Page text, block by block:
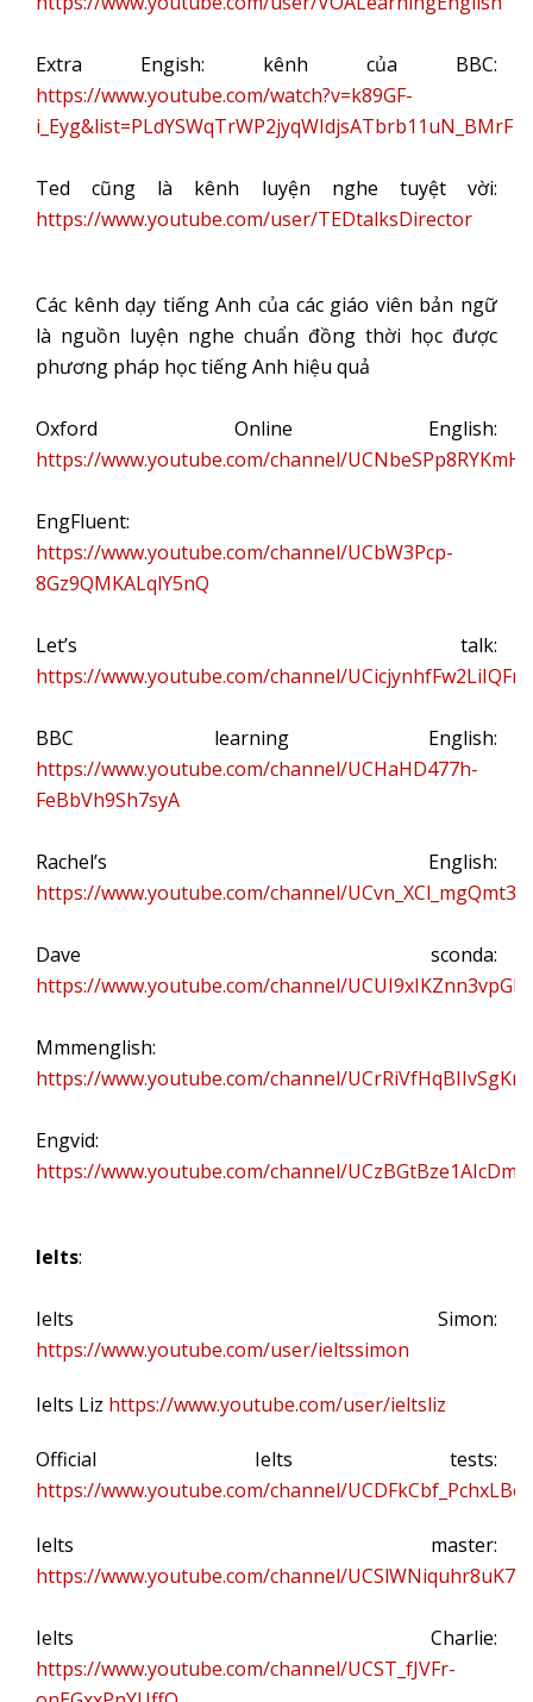
Extra Engish: kênh của BBC:
https://www.youtube.com/watch?v=k89GF-
i_Eyg&list=PLdYSWqTrWP2jyqWIdjsATbrb11uN_BMrF
Ted cũng là kênh luyện nghe tuyệt vời:
https://www.youtube.com/user/TEDtalksDirector
Các kênh dạy tiếng Anh của các giáo viên bản ngữ
là nguồn luyện nghe chuẩn đồng thời học được
phương pháp học tiếng Anh hiệu quả
Oxford Online English:
https://www.youtube.com/channel/
EngFluent:
https://www.youtube.com/channel/UCbW3Pcp-
8Gz9QMKALqlY5nQ
Let’s talk:
https://www.youtube.com/channel/
BBC learning English:
https://www.youtube.com/channel/UCHaHD477h-
FeBbVh9Sh7syA
Rachel’s English:
https://www.youtube.com/channel/
Dave sconda:
https://www.youtube.com/channel/
Mmmenglish:
https://www.youtube.com/channel/
Engvid:
https://www.youtube.com/channel/
Ielts:
Ielts Simon:
https://www.youtube.com/user/ieltssimon
Ielts Liz https://www.youtube.com/user/ieltsliz
Official Ielts tests:
https://www.youtube.com/channel/
Ielts master:
https://www.youtube.com/channel/
Ielts Charlie:
https://www.youtube.com/channel/UCST_fJVFr-